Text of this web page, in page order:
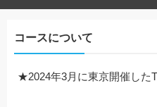
コースについて
★2024年3月に東京開催した